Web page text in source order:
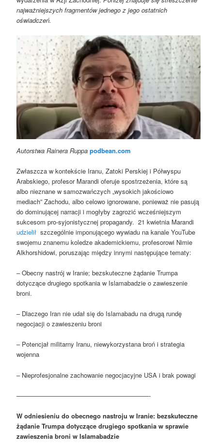
najważniejszych fragmentów jednego z jego ostatnich
oświadczeń.
Autorstwa Rainera Ruppa podbean.com
Zwłaszcza w kontekście Iranu, Zatoki Perskiej i Półwyspu
Arabskiego, profesor Marandi oferuje spostrzeżenia, które są
albo nieznane w samozwańczych „wysokich jakościowo
mediach” Zachodu, albo celowo ignorowane, ponieważ nie pasują
do dominującej narracji i mogłyby zagrozić wcześniejszym
sukcesom pro-syjonistycznej propagandy. 21 kwietnia Marandi
udzielił szczególnie imponującego wywiadu na kanale YouTube
swojemu znanemu koledze akademickiemu, profesorowi Nimie
Alkhorshidowi, poruszając między innymi następujące tematy:
– Obecny nastrój w Iranie; bezskuteczne żądanie Trumpa
dotyczące drugiego spotkania w Islamabadzie o zawieszenie
broni.
– Dlaczego Iran nie udał się do Islamabadu na drugą rundę
negocjacji o zawieszeniu broni
– Potencjał militarny Iranu, niewykorzystana broń i strategia
wojenna
– Nieprofesjonalne zachowanie negocjacyjne USA i brak powagi
—————————————————————-
W odniesieniu do obecnego nastroju w Iranie: bezskuteczne
żądanie Trumpa dotyczące drugiego spotkania w sprawie
zawieszenia broni w Islamabadzie